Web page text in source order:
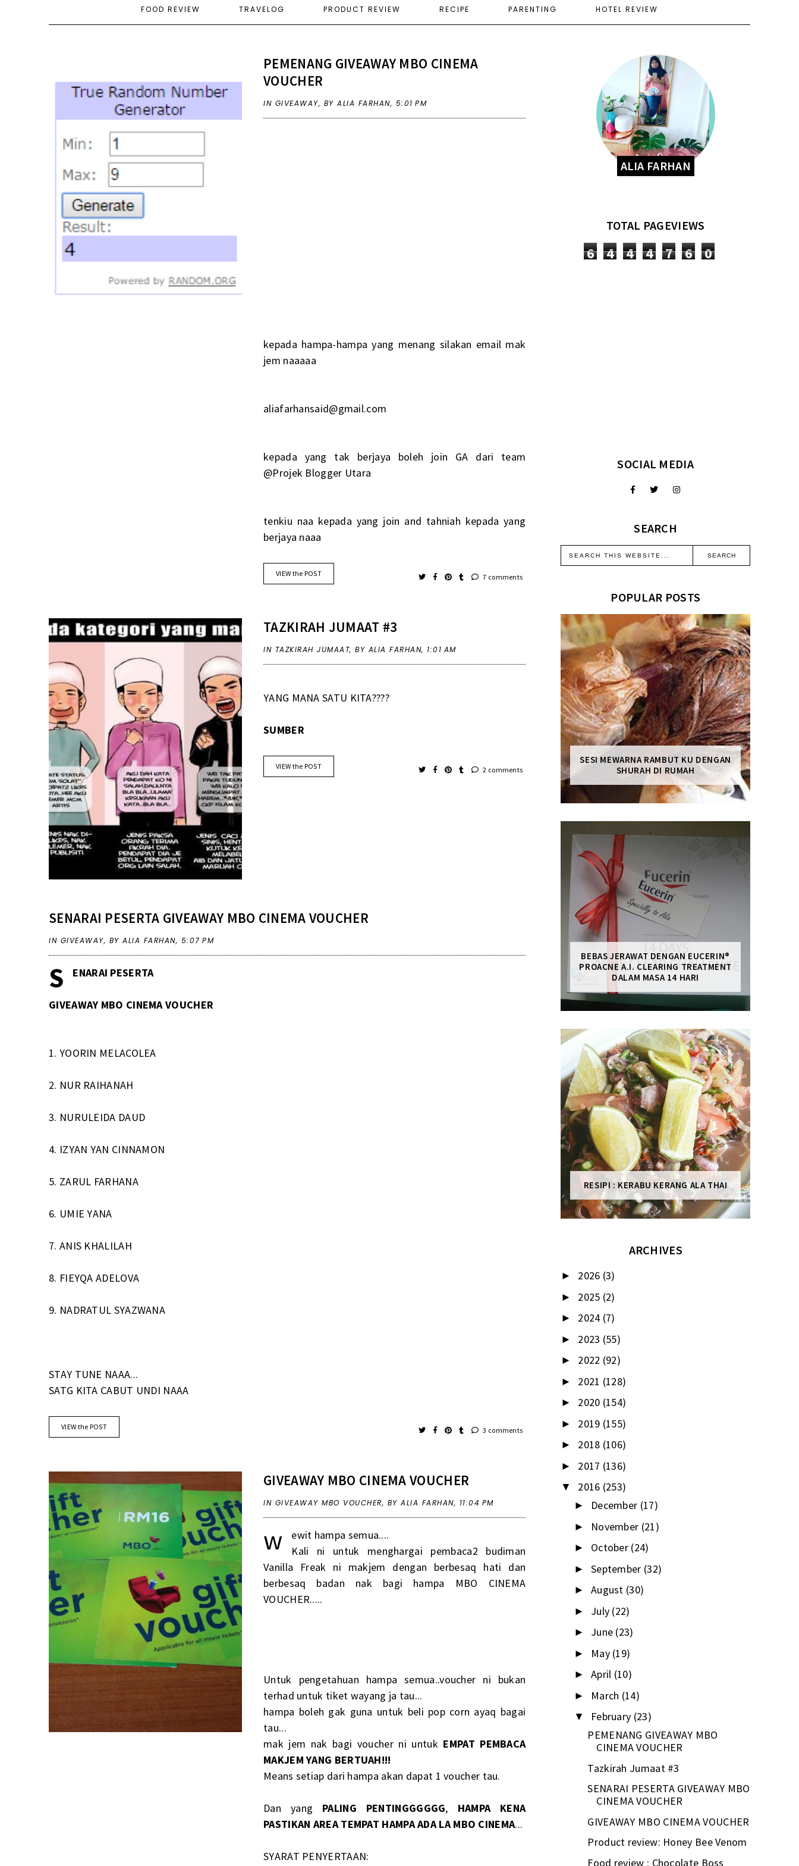
FOOD REVIEW TRAVELOG PRODUCT REVIEW RECIPE PARENTING HOTEL REVIEW
PEMENANG GIVEAWAY MBO CINEMA
VOUCHER
IN GIVEAWAY, BY ALIA FARHAN, 5:01 PM
kepada hampa-hampa yang menang silakan email mak
jem naaaaa
aliafarhansaid@gmail.com
kepada yang tak berjaya boleh join GA dari team
@Projek Blogger Utara
tenkiu naa kepada yang join and tahniah kepada yang
berjaya naaa
VIEW the POST 7 comments
TAZKIRAH JUMAAT #3
IN TAZKIRAH JUMAAT,BY ALIA FARHAN, 1:01 AM
YANG MANA SATU KITA????
SUMBER
VIEW the POST 2 comments
SENARAI PESERTA GIVEAWAY MBO CINEMA VOUCHER
IN GIVEAWAY, BY ALIA FARHAN, 5:07 PM
S ENARAI PESERTA
GIVEAWAY MBO CINEMA VOUCHER
1. YOORIN MELACOLEA
2. NUR RAIHANAH
3. NURULEIDA DAUD
4. IZYAN YAN CINNAMON
5. ZARUL FARHANA
6. UMIE YANA
7. ANIS KHALILAH
8. FIEYQA ADELOVA
9. NADRATUL SYAZWANA
STAY TUNE NAAA...
SATG KITA CABUT UNDI NAAA
VIEW the POST 3 comments
GIVEAWAY MBO CINEMA VOUCHER
IN GIVEAWAY MBO VOUCHER, BY ALIA FARHAN, 11:04 PM
w
ewit hampa semua....
Kali ni untuk menghargai pembaca2 budiman
Vanilla Freak ni makjem dengan berbesaq hati dan
berbesaq badan nak bagi hampa MBO CINEMA
VOUCHER.....
Untuk pengetahuan hampa semua..voucher ni bukan
terhad untuk tiket wayang ja tau...
hampa boleh gak guna untuk beli pop corn ayaq bagai
tau...
mak jem nak bagi voucher ni untuk EMPAT PEMBACA
MAKJEM YANG BERTUAH!!!
Means setiap dari hampa akan dapat 1 voucher tau.
Dan yang PALING PENTINGGGGGG, HAMPA KENA
PASTIKAN AREA TEMPAT HAMPA ADA LA MBO CINEMA...
SYARAT PENYERTAAN:
ALIA FARHAN
TOTAL PAGEVIEWS
6 4 4 4 7 6 0
SOCIAL MEDIA
SEARCH
POPULAR POSTS
SESI MEWARNA RAMBUT KU DENGAN
SHURAH DI RUMAH
BEBAS JERAWAT DENGAN EUCERIN®
PROACNE A.I. CLEARING TREATMENT
DALAM MASA 14 HARI
RESIPI : KERABU KERANG ALA THAI
ARCHIVES
► 2026 (3)
► 2025 (2)
► 2024 (7)
► 2023 (55)
► 2022 (92)
► 2021 (128)
► 2020 (154)
► 2019 (155)
► 2018 (106)
► 2017 (136)
▼ 2016 (253)
► December (17)
► November (21)
► October (24)
► September (32)
► August (30)
► July (22)
► June (23)
► May (19)
► April (10)
► March (14)
▼ February (23)
PEMENANG GIVEAWAY MBO
CINEMA VOUCHER
Tazkirah Jumaat #3
SENARAI PESERTA GIVEAWAY MBO
CINEMA VOUCHER
GIVEAWAY MBO CINEMA VOUCHER
Product review: Honey Bee Venom
Food review : Chocolate Boss